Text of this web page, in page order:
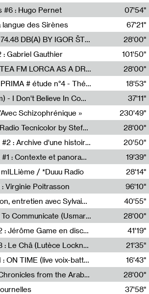
#6 : Hugo Pernet
Pernet
07'54"
des Sirènes
67'21"
Radia Show #1100 : 74.48 DB(A) BY IGOR ŠTROMAJER FOR RADIO X
28'00"
: Gabriel Gauthier
Gauthier
101'50"
Radia Show #1099: TEA FM LORCA AS A DREAM
28'00"
Mimésis : MATERIA PRIMA # étude n°4 - Théâtre de l’Aquarium
della Crisi
18'53"
Ok Deluxe (full album) - I Don't Believe In Computing
37'11"
Schizophrénique »
230'49"
Radia Show #1098: Radio Tecnicolor by Stefan Nussbaumer & Georg Zichy (Radio Orange 94.0)
28'00"
Mémoires en Creux #2 : Archive d'une histoire artistique
20'50"
Mémoires en Creux #1 : Contexte et panorama
19'39"
/ *Duuu Radio
28'14"
: Virginie Poitrasson
Poitrasson
96'10"
Anatomie du Tomason, entretien avec Sylvain Cardonnel
Cardonnel
40'55"
Radia Show #1095 : To Communicate (Usmaradio)
28'00"
Light turbulences #2 : Jérôme Game en discussion avec Thomas Corlin
41'19"
Light turbulences #3 : Le Châ (Lutèce Lockness)
21'35"
Light turbulences #1 : ON TIME (live voix-batterie) avec Jérôme Game & Jean-Michel Espitallier
Espitallier
16'43"
Radia Show #1094 Chronicles from the Arab Cold War by Ghazi Barakat
28'00"
37'58"